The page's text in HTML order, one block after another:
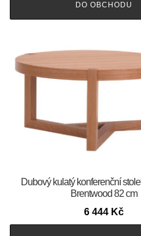
DO OBCHODU
Dubový kulatý konferenční
Brentwood 82 cm
6 444 Kč